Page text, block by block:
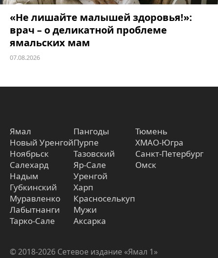
«Не лишайте малышей здоровья!»:
врач – о деликатной проблеме
ямальских мам
07.08.2026
Ямал
Новый Уренгой
Ноябрьск
Салехард
Надым
Губкинский
Муравленко
Лабытнанги
Тарко-Сале
Пангоды
Пурпе
Тазовский
Яр-Сале
Уренгой
Харп
Красноселькуп
Мужи
Аксарка
Тюмень
ХМАО-Югра
Санкт-Петербург
Омск
© 2018-2026 Сетевое издание «Ямал 1»